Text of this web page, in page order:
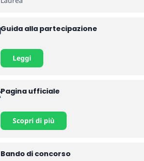
Guida alla partecipazione
Leggi
Pagina ufficiale
Scopri di più
Bando di concorso